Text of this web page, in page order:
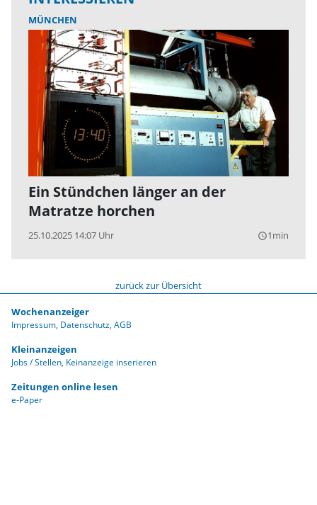
MÜNCHEN
Ein Stündchen länger an der
Matratze horchen
25.10.2025 14:07 Uhr query_builder1min
zurück zur Übersicht
Wochenanzeiger
Impressum Datenschutz AGB
Kleinanzeigen
Jobs / Stellen Keinanzeige inserieren
Zeitungen online lesen
e-Paper